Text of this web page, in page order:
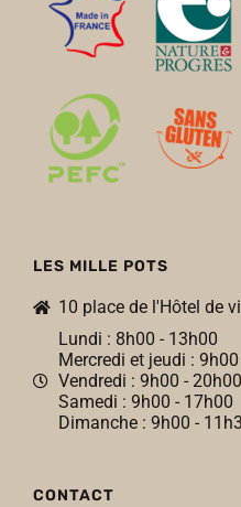
LES MILLE POTS
10 place de l'Hôtel de
Lundi : 8h00 - 13h00
Mercredi et jeudi :
Vendredi : 9h00 - 20h00
Samedi : 9h00 - 17h00
Dimanche : 9h00 -
CONTACT